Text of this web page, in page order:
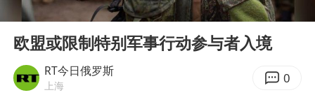
中巨芯：上半年归母净利润1405.77万元
Play
00:00 00:16
欧盟或限制特别军事行动参与者入境
RT今日俄罗斯
上海 0